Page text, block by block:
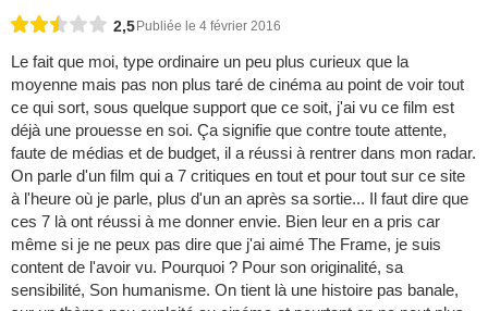
2,5 Publiée le 4 février 2016
Le fait que moi, type ordinaire un peu plus curieux que la
moyenne mais pas non plus taré de cinéma au point de voir tout
ce qui sort, sous quelque support que ce soit, j'ai vu ce film est
déjà une prouesse en soi. Ça signifie que contre toute attente,
faute de médias et de budget, il a réussi à rentrer dans mon radar.
On parle d'un film qui a 7 critiques en tout et pour tout sur ce site
à l'heure où je parle, plus d'un an après sa sortie... Il faut dire que
ces 7 là ont réussi à me donner envie. Bien leur en a pris car
même si je ne peux pas dire que j'ai aimé The Frame, je suis
content de l'avoir vu. Pourquoi ? Pour son originalité, sa
sensibilité, Son humanisme. On tient là une histoire pas banale,